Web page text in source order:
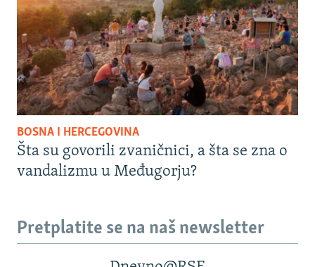
BOSNA I HERCEGOVINA
Šta su govorili zvaničnici, a šta se zna o
vandalizmu u Međugorju?
Pretplatite se na naš newsletter